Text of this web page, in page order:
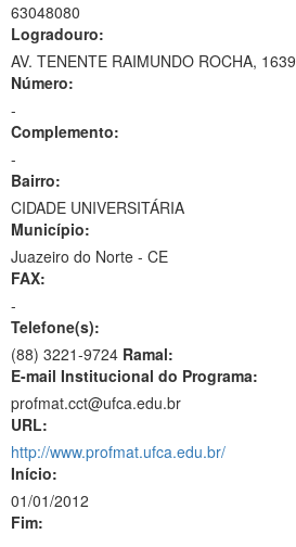
63048080
Logradouro:
AV. TENENTE RAIMUNDO ROCHA, 1639
Número:
-
Complemento:
-
Bairro:
CIDADE UNIVERSITÁRIA
Município:
Juazeiro do Norte - CE
FAX:
-
Telefone(s):
(88) 3221-9724 Ramal:
E-mail Institucional do Programa:
profmat.cct@ufca.edu.br
URL:
http://www.profmat.ufca.edu.br/
Início:
01/01/2012
Fim: